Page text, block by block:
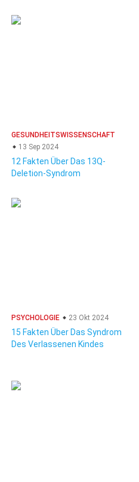
GESUNDHEITSWISSENSCHAFT
13 Sep 2024
12 Fakten Über Das 13Q-
Deletion-Syndrom
PSYCHOLOGIE 23 Okt 2024
15 Fakten Über Das Syndrom
Des Verlassenen Kindes